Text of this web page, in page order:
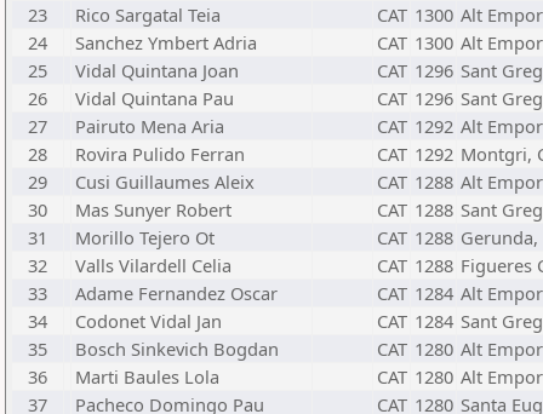
23
Rico Sargatal Teia CAT 1300 Alt
24
Sanchez Ymbert Adria CAT 1300 Alt
25
Vidal Quintana Joan CAT 1296 Sant
26
Vidal Quintana Pau CAT 1296 Sant
27
Pairuto Mena Aria CAT 1292 Alt
28
Rovira Pulido Ferran CAT 1292 Montgri,
29
Cusi Guillaumes Aleix CAT 1288 Alt
30
Mas Sunyer Robert CAT 1288 Sant
31
Morillo Tejero Ot CAT 1288 Gerunda,
32
Valls Vilardell Celia CAT 1288 Figueres
33
Adame Fernandez Oscar CAT 1284 Alt
34
Codonet Vidal Jan CAT 1284 Sant
35
Bosch Sinkevich Bogdan CAT 1280 Alt
36
Marti Baules Lola CAT 1280 Alt
37
Pacheco Domingo Pau CAT 1280 Santa